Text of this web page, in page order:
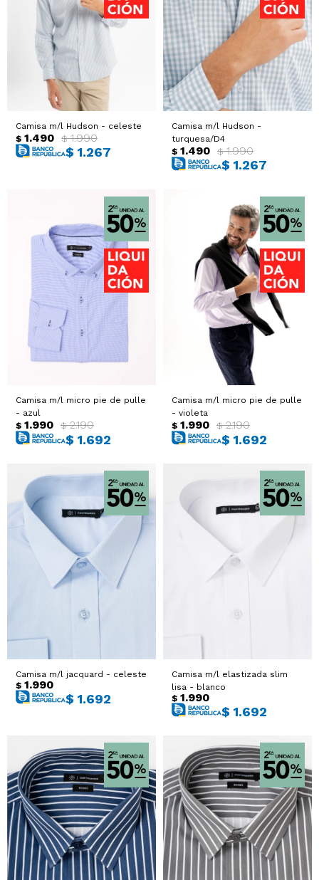
Camisa m/l Hudson - celeste
$ 1.490 $ 1.990
$ 1.267
Camisa m/l Hudson -
turquesa/D4
$ 1.490 $ 1.990
$ 1.267
Camisa m/l micro pie de pulle
- azul
$ 1.990 $ 2.190
$ 1.692
Camisa m/l micro pie de pulle
- violeta
$ 1.990 $ 2.190
$ 1.692
Camisa m/l jacquard - celeste
$ 1.990
$ 1.692
Camisa m/l elastizada slim
lisa - blanco
$ 1.990
$ 1.692